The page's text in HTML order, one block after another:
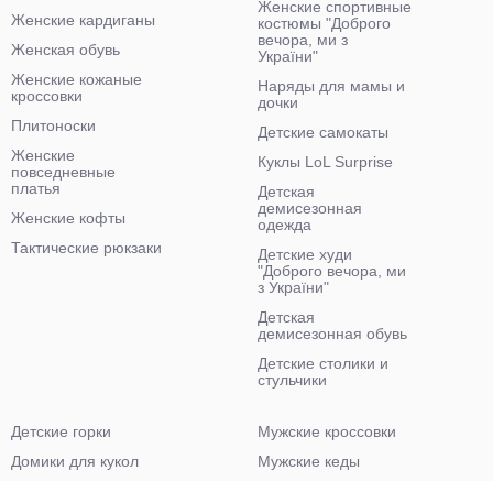
Женские кардиганы
Женская обувь
Женские кожаные
кроссовки
Плитоноски
Женские
повседневные
платья
Женские кофты
Тактические рюкзаки
Женские спортивные
костюмы "Доброго
вечора, ми з
України"
Наряды для мамы и
дочки
Детские самокаты
Куклы LoL Surprise
Детская
демисезонная
одежда
Детские худи
"Доброго вечора, ми
з України"
Детская
демисезонная обувь
Детские столики и
стульчики
Детские горки
Домики для кукол
Мужские кроссовки
Мужские кеды